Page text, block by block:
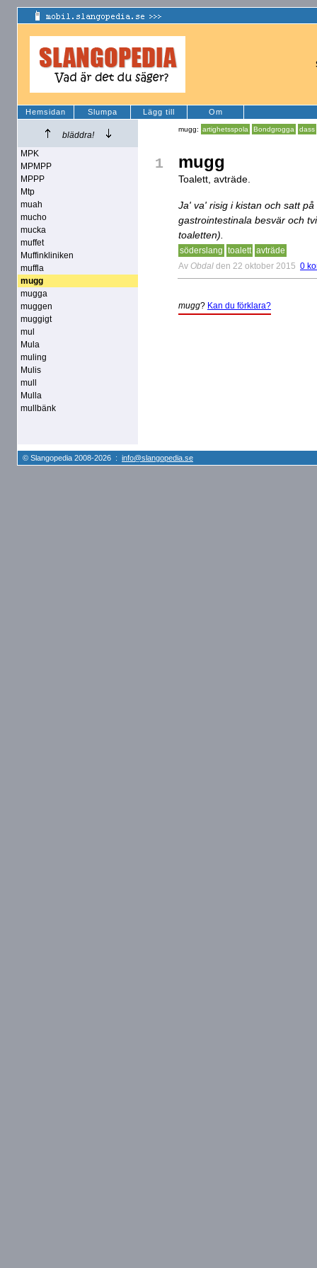
Hemsidan Slumpa Lägg till Om
bläddra!
MPK
MPMPP
MPPP
Mtp
muah
mucho
mucka
muffet
Muffinkliniken
muffla
mugg
mugga
muggen
muggigt
mul
Mula
muling
Mulis
mull
Mulla
mullbänk
mugg: artighetsspola Bondgrogga dass
1 mugg
Toalett, avträde.
Ja' va' risig i kistan och satt
gastrointestinala besvär och
toaletten).
söderslang toalett avträde
Av Obdal den 22 oktober 2015 0
mugg? Kan du förklara?
© Slangopedia 2008-2026 : info@slangopedia.se